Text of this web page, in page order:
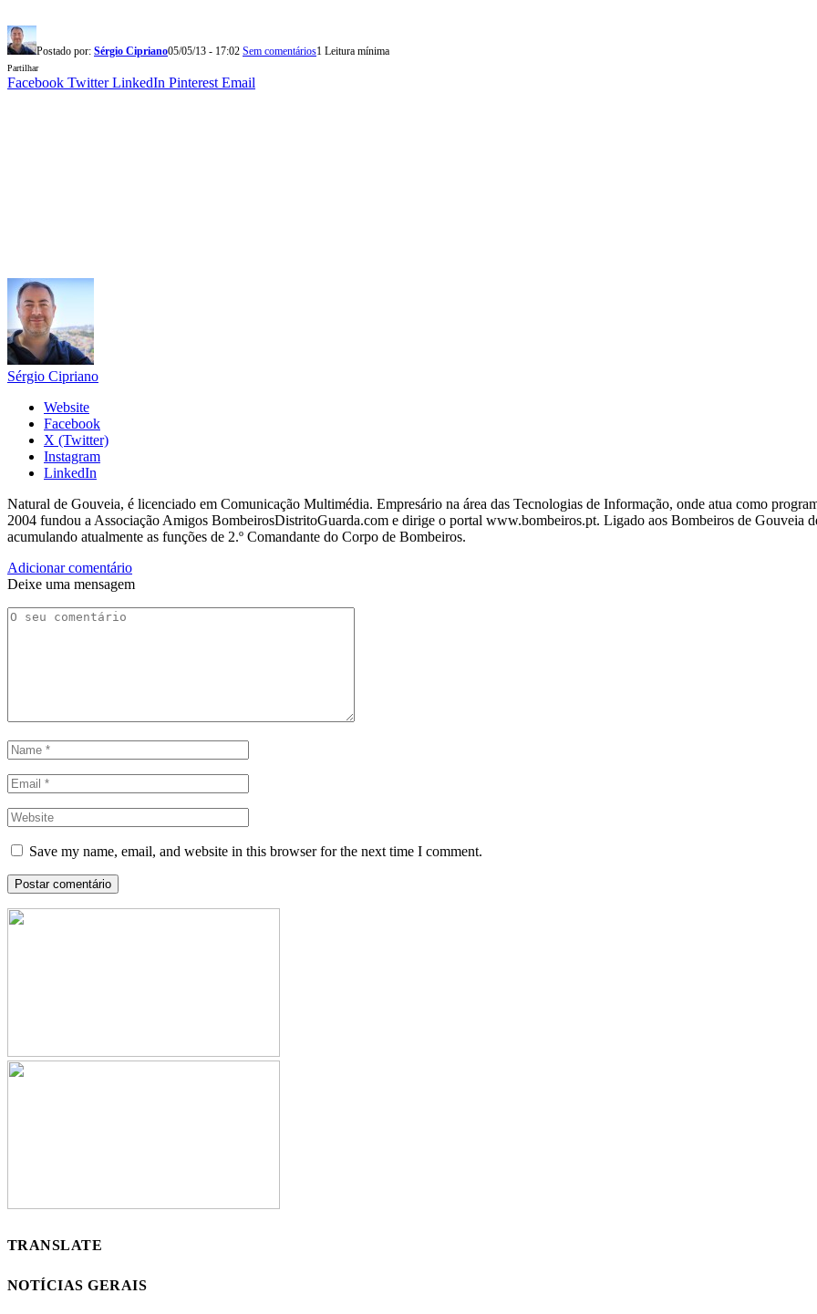
Postado por: Sérgio Cipriano05/05/13 - 17:02 Sem comentários1 Leitura mínima
Partilhar
Facebook Twitter LinkedIn Pinterest Email
Sérgio Cipriano
Website
Facebook
X (Twitter)
Instagram
LinkedIn
Natural de Gouveia, é licenciado em Comunicação Multimédia. Empresário na área das Tecnologias de Informação, onde atua como
2004 fundou a Associação Amigos BombeirosDistritoGuarda.com e dirige o portal www.bombeiros.pt. Ligado aos Bombeiros de Gouveia
acumulando atualmente as funções de 2.º Comandante do Corpo de Bombeiros.
Adicionar comentário
Deixe uma mensagem
Save my name, email, and website in this browser for the next time I comment.
TRANSLATE
NOTÍCIAS GERAIS